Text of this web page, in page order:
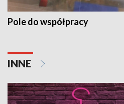
Pole do współpracy
INNE